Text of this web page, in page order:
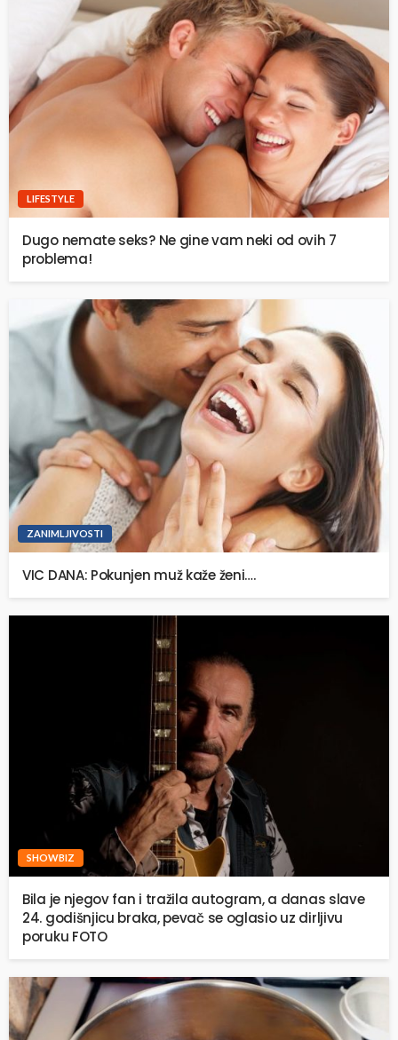
LIFESTYLE
Dugo nemate seks? Ne gine vam neki od ovih 7
problema!
ZANIMLJIVOSTI
VIC DANA: Pokunjen muž kaže ženi….
SHOWBIZ
Bila je njegov fan i tražila autogram, a danas slave
24. godišnjicu braka, pevač se oglasio uz dirljivu
poruku FOTO